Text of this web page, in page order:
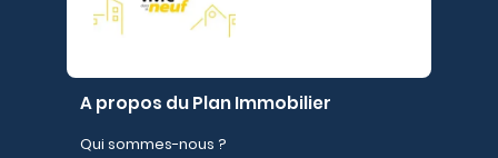
A propos du Plan Immobilier
Qui sommes-nous ?